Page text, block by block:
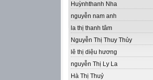
Huỳnhthanh Nha
nguyễn nam anh
la thị thanh tâm
Nguyễn Thị Thuy Thủy
lê thị diệu hương
nguyễn Thị Ly La
Hà Thị Thuỷ